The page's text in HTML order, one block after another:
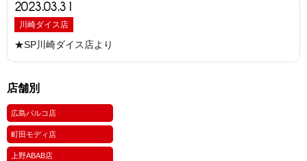
2023.03.31
川崎ダイス店
★SP川崎ダイス店より
店舗別
広島パルコ店
町田モディ店
上野ABAB店